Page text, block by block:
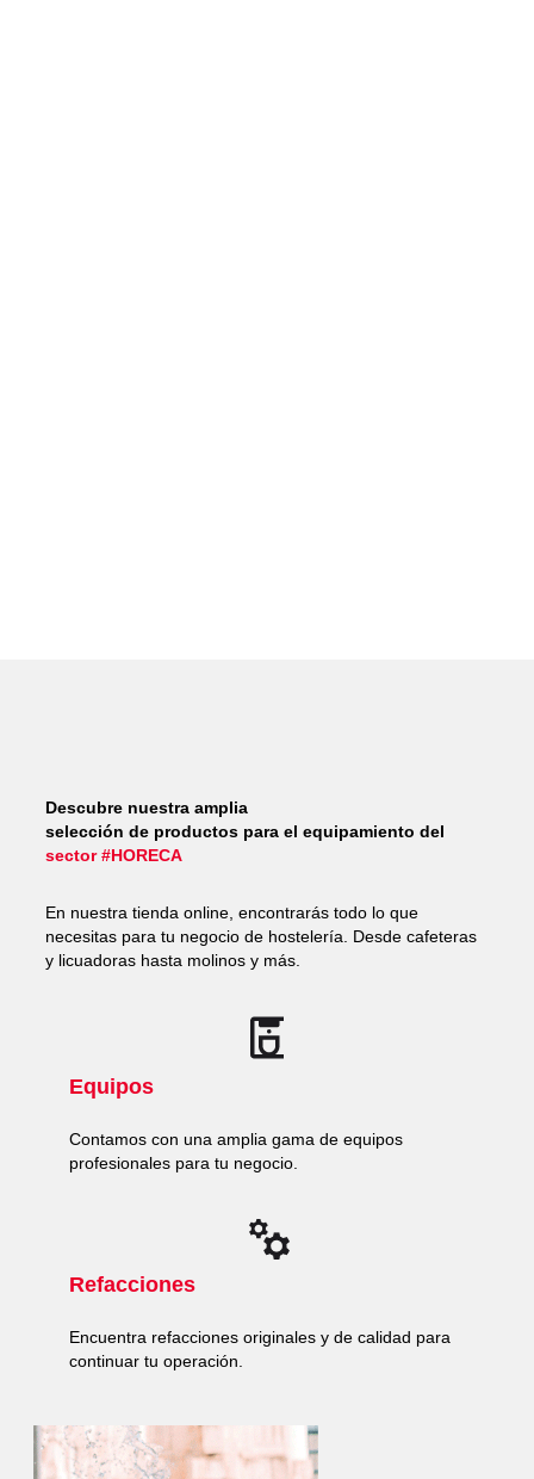
Descubre nuestra amplia
selección de productos para el equipamiento del
sector #HORECA
En nuestra tienda online, encontrarás todo lo que
necesitas para tu negocio de hostelería. Desde cafeteras
y licuadoras hasta molinos y más.
Equipos
Contamos con una amplia gama de equipos
profesionales para tu negocio.
Refacciones
Encuentra refacciones originales y de calidad para
continuar tu operación.